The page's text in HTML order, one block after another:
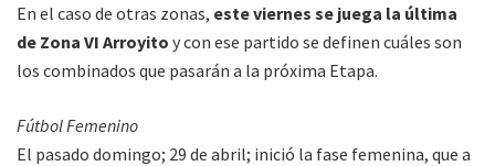
En el caso de otras zonas, este viernes se juega la última
de Zona VI Arroyito y con ese partido se definen cuáles son
los combinados que pasarán a la próxima Etapa.
Fútbol Femenino
El pasado domingo; 29 de abril; inició la fase femenina, que a